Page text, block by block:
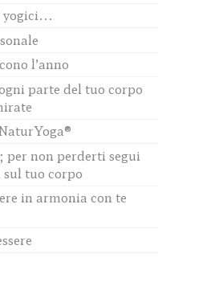
yogici...
l’anno
parte del tuo corpo
per non perderti segui
tuo corpo
in armonia con te